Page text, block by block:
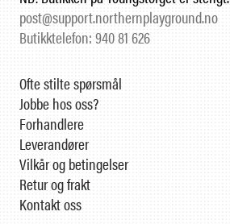
post@support.northernplayground.no
Butikktelefon: 940 81 626
Ofte stilte spørsmål
Jobbe hos oss?
Forhandlere
Leverandører
Vilkår og betingelser
Retur og frakt
Kontakt oss